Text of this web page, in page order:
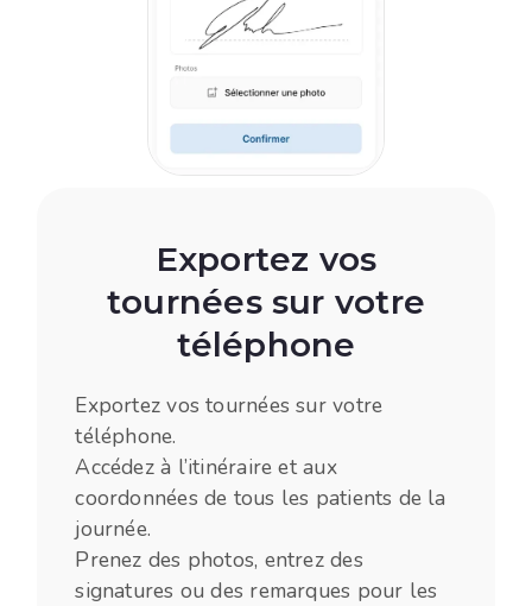
Exportez vos
tournées sur votre
téléphone
Exportez vos tournées sur votre
téléphone.
Accédez à l’itinéraire et aux
coordonnées de tous les patients de la
journée.
Prenez des photos, entrez des
signatures ou des remarques pour les